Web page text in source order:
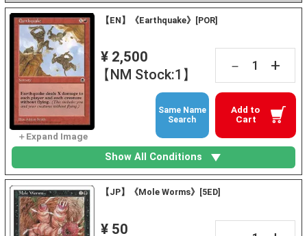
【EN】《Earthquake》[POR]
¥ 2,500
【NM Stock:1】
－ +
Add to
Cart
Same Name
Search
Show All Conditions
【JP】《Mole Worms》[5ED]
¥ 50